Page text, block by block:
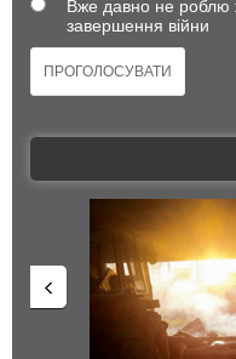
Вже давно не роблю
завершення війни